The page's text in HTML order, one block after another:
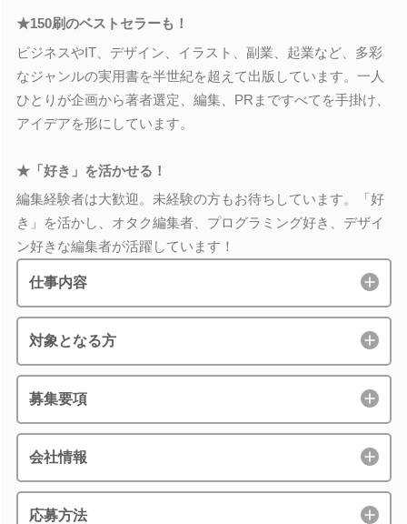
★150刷のベストセラーも！
ビジネスやIT、デザイン、イラスト、副業、起業など、多彩
なジャンルの実用書を半世紀を超えて出版しています。一人
ひとりが企画から著者選定、編集、PRまですべてを手掛け、
アイデアを形にしています。
★「好き」を活かせる！
編集経験者は大歓迎。未経験の方もお待ちしています。「好
き」を活かし、オタク編集者、プログラミング好き、デザイ
ン好きな編集者が活躍しています！
仕事内容
対象となる方
募集要項
会社情報
応募方法